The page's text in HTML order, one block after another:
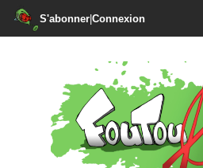
S'abonner|Connexion